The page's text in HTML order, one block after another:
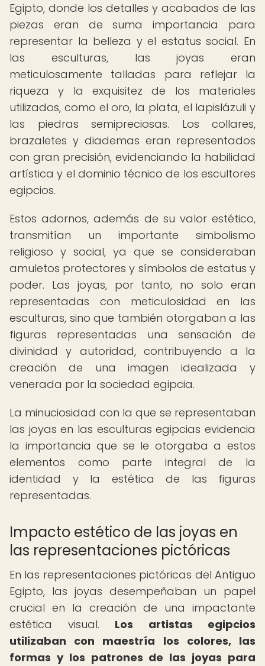
Egipto, donde los detalles y acabados de las
piezas eran de suma importancia para
representar la belleza y el estatus social. En
las esculturas, las joyas eran
meticulosamente talladas para reflejar la
riqueza y la exquisitez de los materiales
utilizados, como el oro, la plata, el lapislázuli y
las piedras semipreciosas. Los collares,
brazaletes y diademas eran representados
con gran precisión, evidenciando la habilidad
artística y el dominio técnico de los escultores
egipcios.
Estos adornos, además de su valor estético,
transmitían un importante simbolismo
religioso y social, ya que se consideraban
amuletos protectores y símbolos de estatus y
poder. Las joyas, por tanto, no solo eran
representadas con meticulosidad en las
esculturas, sino que también otorgaban a las
figuras representadas una sensación de
divinidad y autoridad, contribuyendo a la
creación de una imagen idealizada y
venerada por la sociedad egipcia.
La minuciosidad con la que se representaban
las joyas en las esculturas egipcias evidencia
la importancia que se le otorgaba a estos
elementos como parte integral de la
identidad y la estética de las figuras
representadas.
Impacto estético de las joyas en
las representaciones pictóricas
En las representaciones pictóricas del Antiguo
Egipto, las joyas desempeñaban un papel
crucial en la creación de una impactante
estética visual. Los artistas egipcios
utilizaban con maestría los colores, las
formas y los patrones de las joyas para